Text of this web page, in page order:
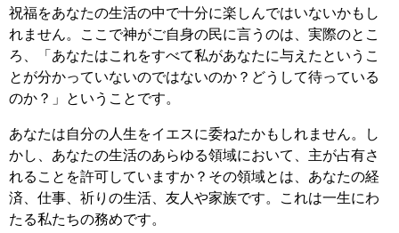
祝福をあなたの生活の中で十分に楽しんではいないかもし
れません。ここで神がご自身の民に言うのは、実際のとこ
ろ、「あなたはこれをすべて私があなたに与えたというこ
とが分かっていないのではないのか？どうして待っている
のか？」ということです。
あなたは自分の人生をイエスに委ねたかもしれません。し
かし、あなたの生活のあらゆる領域において、主が占有さ
れることを許可していますか？その領域とは、あなたの経
済、仕事、祈りの生活、友人や家族です。これは一生にわ
たる私たちの務めです。